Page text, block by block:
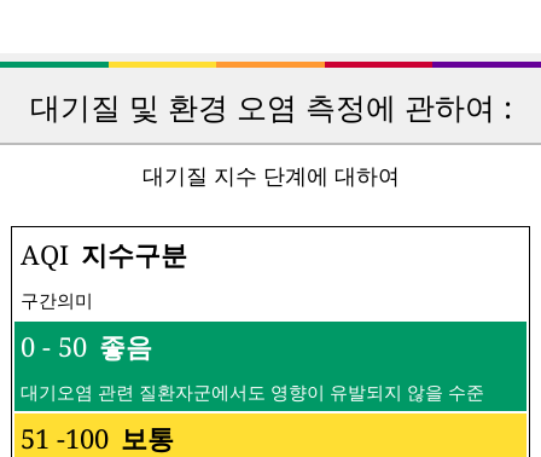
대기질 및 환경 오염 측정에 관하여 :
대기질 지수 단계에 대하여
AQI 지수구분
구간의미
0 - 50 좋음
대기오염 관련 질환자군에서도 영향이 유발되지 않을 수준
51 -100 보통